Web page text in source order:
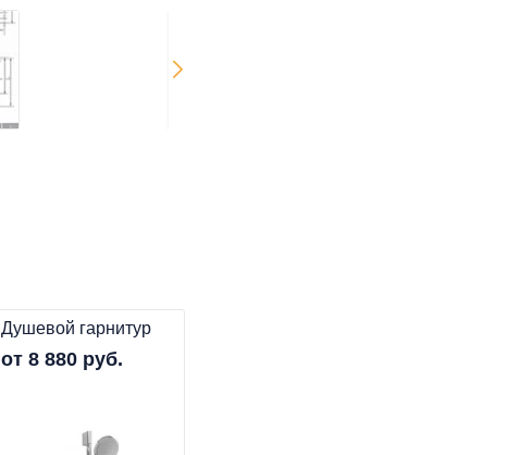
Душевой гарнитур
от 8 880 руб.